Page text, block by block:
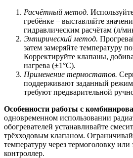
Расчётный метод.
гребёнке – выставляйте
гидравлическим расчётам (л/
Эмпирический метод.
затем замеряйте температуру
Корректируйте клапаны,
нагрева (±1°C).
Применение термостатов.
поддерживают заданный
требуют предварительной
Особенности работы с
одновременном использовании
обогревателей устанавливайте
трёхходовым клапаном.
температуру через термоголовку
контроллер.